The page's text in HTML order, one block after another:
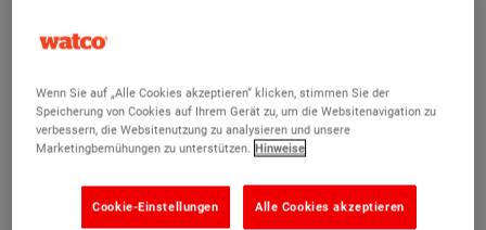
Farbiger Epoxidharzmörtel für Löcher in stark genutzten
Praktisch unzerstörbar
Harmoniert mit bestehenden farbigen Böden
Minutenschnell anmischen und auftragen
Wenn Sie auf „Alle Cookies akzeptieren“ klicken, stimmen Sie der
Speicherung von Cookies auf Ihrem Gerät zu, um die Websitenavigation zu
verbessern, die Websitenutzung zu analysieren und unsere
Marketingbemühungen zu unterstützen. Hinweise
Alle Cookies akzeptieren
Cookie-Einstellungen